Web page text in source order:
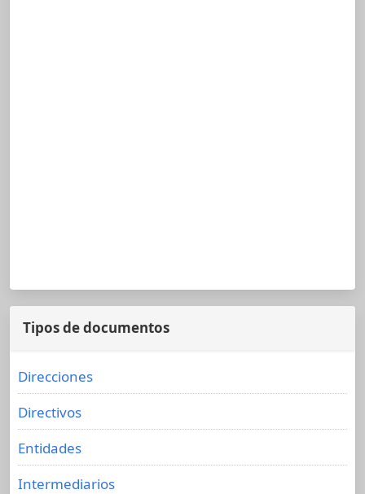
Tipos de documentos
Direcciones
Directivos
Entidades
Intermediarios